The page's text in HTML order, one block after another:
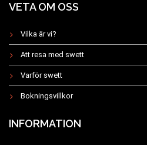
VETA OM OSS
Vilka är vi?
Att resa med swett
Varför swett
Bokningsvillkor
INFORMATION